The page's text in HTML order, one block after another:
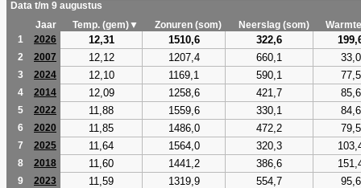
Data t/m 9 augustus
Jaar
Temp. (gem)▼ Zonuren (som) Neerslag (som)
1
2026 12,31 1510,6 322,6
2 2007 12,12 1207,4 660,1 33,0
3 2024 12,10 1169,1 590,1 77,5
4 2014 12,09 1258,6 421,7 85,6
5 2022 11,88 1559,6 330,1 84,6
6 2020 11,85 1486,0 472,2 79,5
7 2025 11,64 1564,0 320,3
8 2018 11,60 1441,2 386,6
9 2023 11,59 1319,9 554,7 95,6